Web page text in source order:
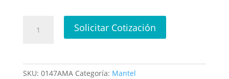
fondo
Solicitar Cotización
SKU: 0147AMA Categoría: Mantel